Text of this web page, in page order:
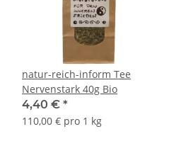
natur-reich-inform Tee
Nervenstark 40g Bio
4,40 € *
110,00 € pro 1 kg